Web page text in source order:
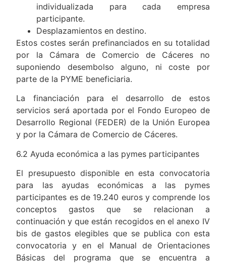
individualizada para cada empresa
participante.
Desplazamientos en destino.
Estos costes serán prefinanciados en su totalidad
por la Cámara de Comercio de Cáceres no
suponiendo desembolso alguno, ni coste por
parte de la PYME beneficiaria.
La financiación para el desarrollo de estos
servicios será aportada por el Fondo Europeo de
Desarrollo Regional (FEDER) de la Unión Europea
y por la Cámara de Comercio de Cáceres.
6.2 Ayuda económica a las pymes participantes
El presupuesto disponible en esta convocatoria
para las ayudas económicas a las pymes
participantes es de 19.240 euros y comprende los
conceptos gastos que se relacionan a
continuación y que están recogidos en el anexo IV
bis de gastos elegibles que se publica con esta
convocatoria y en el Manual de Orientaciones
Básicas del programa que se encuentra a